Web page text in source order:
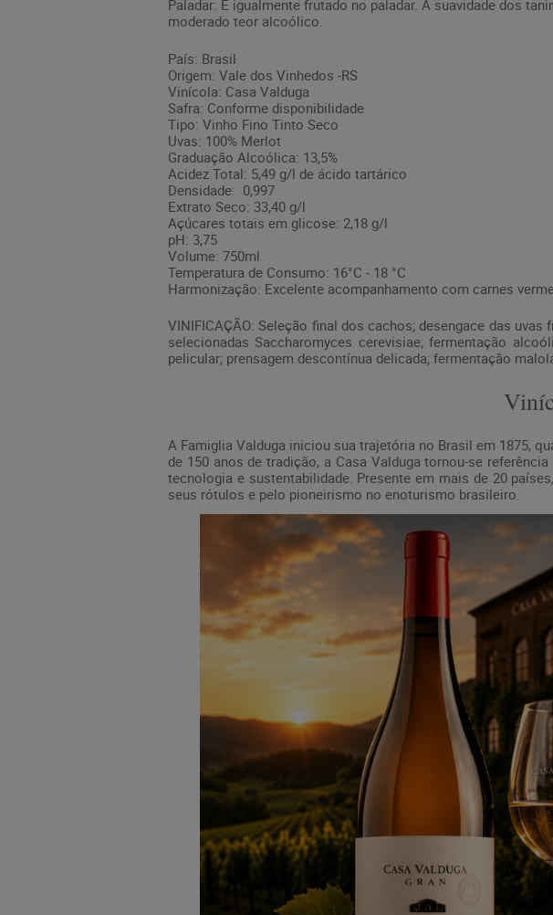
Paladar: É igualmente frutado no paladar. A suavidade dos
moderado teor alcoólico.
País: Brasil
Origem: Vale dos Vinhedos -RS
Vinícola: Casa Valduga
Safra: Conforme disponibilidade
Tipo: Vinho Fino Tinto Seco
Uvas: 100% Merlot
Graduação Alcoólica: 13,5%
Acidez Total: 5,49 g/l de ácido tartárico
Densidade: 0,997
Extrato Seco: 33,40 g/l
Açúcares totais em glicose: 2,18 g/l
pH: 3,75
Volume: 750ml
Temperatura de Consumo: 16°C - 18 °C
Harmonização: Excelente acompanhamento com carnes
VINIFICAÇÃO: Seleção final dos cachos; desengace das
selecionadas Saccharomyces cerevisiae; fermentação
pelicular; prensagem descontínua delicada; fermentação
A Famiglia Valduga iniciou sua trajetória no Brasil em 1875,
de 150 anos de tradição, a Casa Valduga tornou-se
tecnologia e sustentabilidade. Presente em mais de 20
seus rótulos e pelo pioneirismo no enoturismo brasileiro.